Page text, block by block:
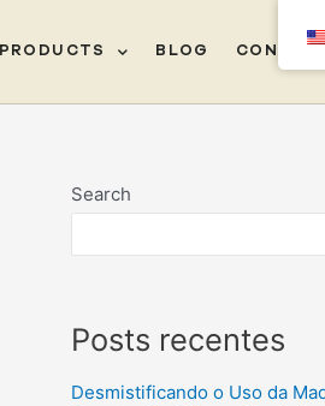
PRODUCTS BLOG CONTACT
Search
Posts recentes
Desmistificando o Uso da